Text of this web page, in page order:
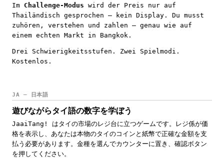
Im Challenge-Modus wird der Preis nur auf
Thailändisch gesprochen — kein Display. Du musst
zuhören, verstehen und zahlen — genau wie auf
einem echten Markt in Bangkok.
Drei Schwierigkeitsstufen. Zwei Spielmodi.
Kostenlos.
JA — 日本語
遊びながらタイ語の数字を学ぼう
JaaiTang! はタイの市場のレジ台に立つゲームです。レジ係が価
格を表示し、あなたは本物のタイのコインと紙幣で正確な金額を支
払う必要があります。金種を選んでカウンターに置き、確認ボタン
を押してください。